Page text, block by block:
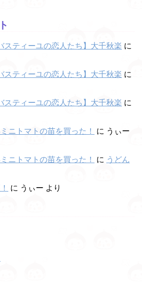
スティーユの恋人たち】大千秋楽 に
スティーユの恋人たち】大千秋楽 に
スティーユの恋人たち】大千秋楽 に
ニトマトの苗を買った！
に うぃー
ニトマトの苗を買った！
に うどん
に うぃー より